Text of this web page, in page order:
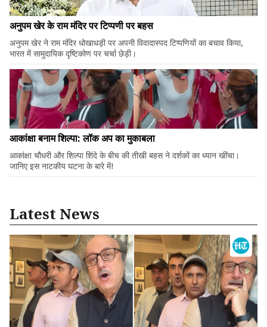
अनुपम खेर के राम मंदिर पर टिप्पणी पर बहस
अनुपम खेर ने राम मंदिर धोखाधड़ी पर अपनी विवादास्पद टिप्पणियों का बचाव किया,
भारत में सामुदायिक दृष्टिकोण पर चर्चा छेड़ी।
आकांक्षा बनाम शिल्पा: लॉक अप का मुकाबला
आकांक्षा चौधरी और शिल्पा शिंदे के बीच की तीखी बहस ने दर्शकों का ध्यान खींचा।
जानिए इस नाटकीय घटना के बारे में!
Latest News